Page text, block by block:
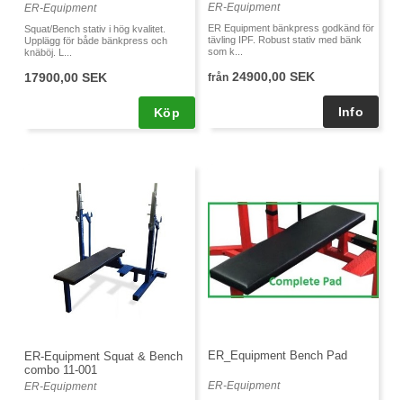
ER-Equipment
Squat/Bench stativ i hög kvalitet.
Upplägg för både bänkpress och
knäböj. L...
17900,00 SEK
Köp
ER-Equipment
ER Equipment bänkpress godkänd för
tävling IPF. Robust stativ med bänk
som k...
från 24900,00 SEK
ER-Equipment Squat & Bench
combo 11-001
ER-Equipment
ER_Equipment Bench Pad
ER-Equipment